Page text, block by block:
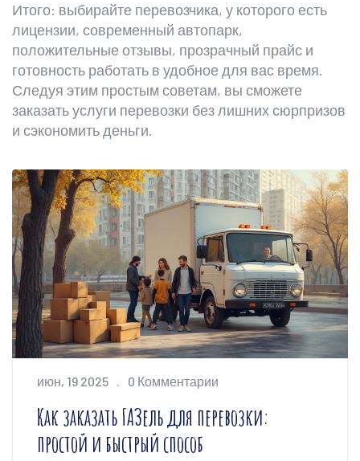
Итого: выбирайте перевозчика, у которого есть
лицензии, современный автопарк,
положительные отзывы, прозрачный прайс и
готовность работать в удобное для вас время.
Следуя этим простым советам, вы сможете
заказать услуги перевозки без лишних сюрпризов
и сэкономить деньги.
июн, 19 2025 0 Комментарии
Как заказать ГАЗель для перевозки:
простой и быстрый способ